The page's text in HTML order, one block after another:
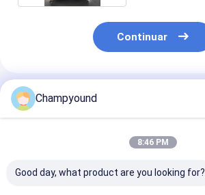
Continuar
Productos Recomendados
Champyound
8:46 PM
Good day, what product are you looking for?